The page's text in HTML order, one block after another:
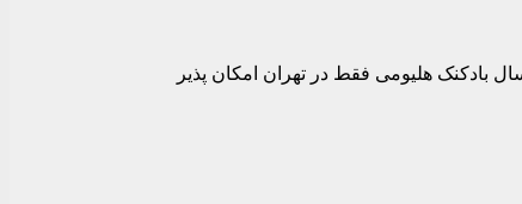
بادکنک هلیومی فقط در تهران امکان پذیر